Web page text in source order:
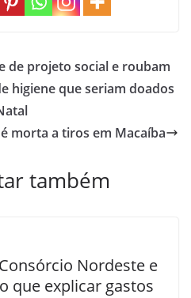
de projeto social e roubam
higiene que seriam doados
morta a tiros em Macaíba
também
Nordeste e
que explicar gastos